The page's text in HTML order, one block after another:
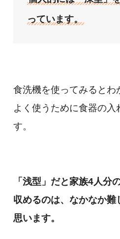
っています。
食洗機を使ってみるとわ
よく使うために食器の
す。
「浅型」だと家族4人分
収めるのは、なかなか難
思います。